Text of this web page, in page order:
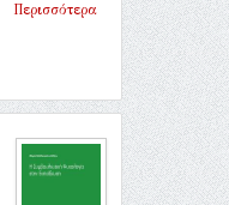
Περισσότερα